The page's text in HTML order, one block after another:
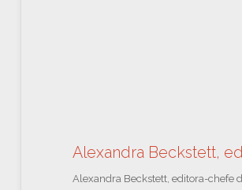
Alexandra Beckstett,
Alexandra Beckstett, editora-chefe